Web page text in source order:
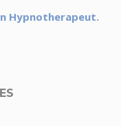
Hypnotherapeut.